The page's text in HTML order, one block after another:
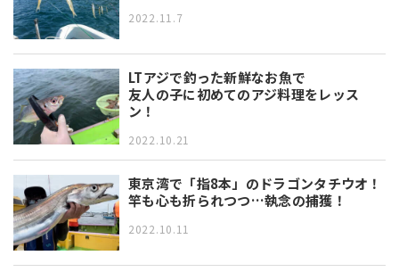
2022.11.7
LTアジで釣った新鮮なお魚で
友人の子に初めてのアジ料理をレッス
ン！
2022.10.21
東京湾で「指8本」のドラゴンタチウオ！
竿も心も折られつつ…執念の捕獲！
2022.10.11